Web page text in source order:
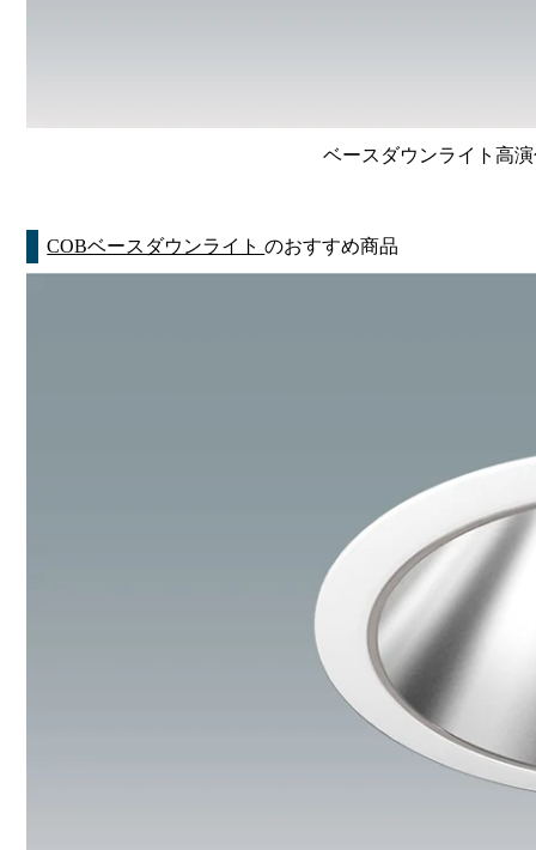
ベースダウンライト高
COBベースダウンライトのおすすめ商品